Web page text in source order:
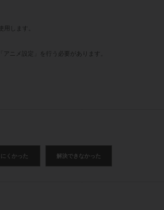
用します。
ニメ設定」を行う必要があります。
くかった 解決できなかった